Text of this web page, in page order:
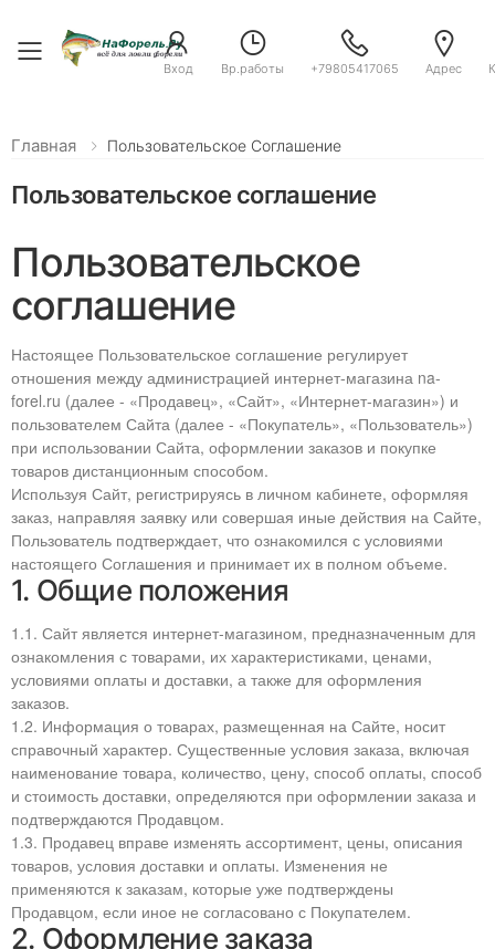
Toggle menu
Вход Вр.работы +79805417065 Адрес
Главная Пользовательское Соглашение
Пользовательское соглашение
Пользовательское
соглашение
Настоящее Пользовательское соглашение регулирует
отношения между администрацией интернет-магазина na-
forel.ru (далее - «Продавец», «Сайт», «Интернет-магазин») и
пользователем Сайта (далее - «Покупатель», «Пользователь»)
при использовании Сайта, оформлении заказов и покупке
товаров дистанционным способом.
Используя Сайт, регистрируясь в личном кабинете, оформляя
заказ, направляя заявку или совершая иные действия на Сайте,
Пользователь подтверждает, что ознакомился с условиями
настоящего Соглашения и принимает их в полном объеме.
1. Общие положения
1.1. Сайт является интернет-магазином, предназначенным для
ознакомления с товарами, их характеристиками, ценами,
условиями оплаты и доставки, а также для оформления
заказов.
1.2. Информация о товарах, размещенная на Сайте, носит
справочный характер. Существенные условия заказа, включая
наименование товара, количество, цену, способ оплаты, способ
и стоимость доставки, определяются при оформлении заказа и
подтверждаются Продавцом.
1.3. Продавец вправе изменять ассортимент, цены, описания
товаров, условия доставки и оплаты. Изменения не
применяются к заказам, которые уже подтверждены
Продавцом, если иное не согласовано с Покупателем.
2. Оформление заказа